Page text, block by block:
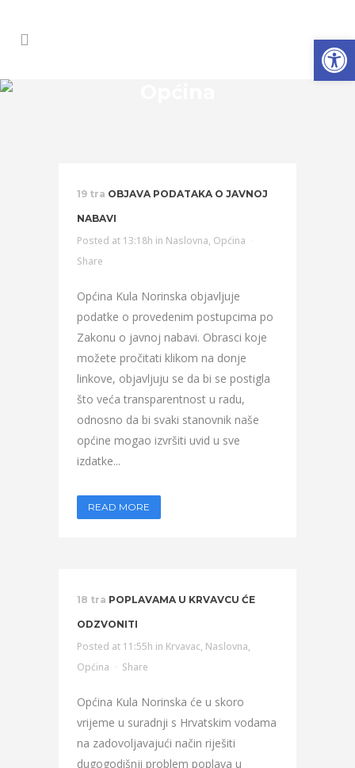
19 tra OBJAVA PODATAKA O JAVNOJ
NABAVI
Posted at 13:18h in Naslovna, Općina
Share
Općina Kula Norinska objavljuje
podatke o provedenim postupcima po
Zakonu o javnoj nabavi. Obrasci koje
možete pročitati klikom na donje
linkove, objavljuju se da bi se postigla
što veća transparentnost u radu,
odnosno da bi svaki stanovnik naše
općine mogao izvršiti uvid u sve
izdatke...
READ MORE
18 tra POPLAVAMA U KRVAVCU ĆE
ODZVONITI
Posted at 11:55h in Krvavac, Naslovna,
Općina
Share
Općina Kula Norinska će u skoro
vrijeme u suradnji s Hrvatskim vodama
na zadovoljavajući način riješiti
dugogodišnji problem poplava u